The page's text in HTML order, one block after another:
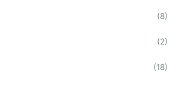
(8)
(2)
(18)